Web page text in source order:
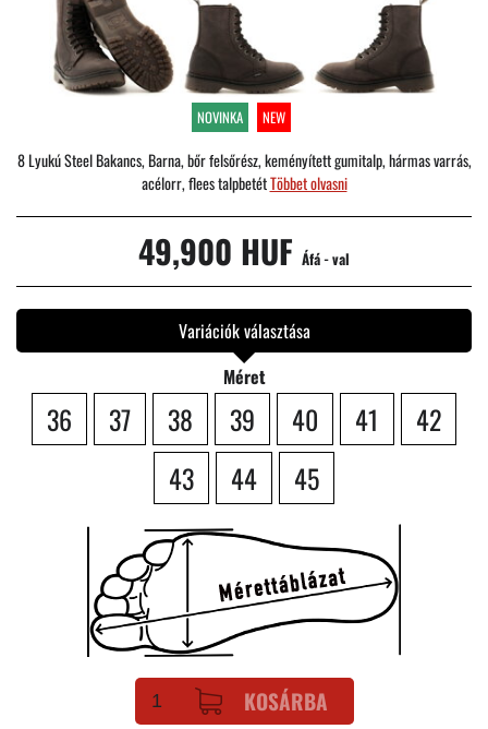
NOVINKA NEW
8 Lyukú Steel Bakancs, Barna, bőr felsőrész, keményített gumitalp, hármas varrás,
acélorr, flees talpbetétTöbbet olvasni
49,900 HUF Áfá - val
Variációk választása
Méret
36 37 38 39 40 41
42
43
44 45
KOSÁRBA